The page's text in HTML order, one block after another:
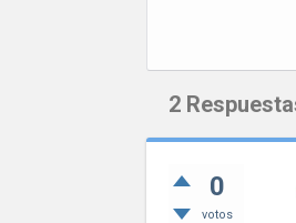
2
0
votos